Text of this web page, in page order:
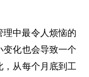
中最令人烦恼的
变化也会导致一个
从每个月底到工